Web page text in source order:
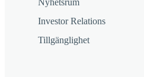
Nyhetsrum
Investor Relations
Tillgänglighet